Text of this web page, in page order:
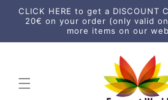
μετάβαση
περιεχόμενο
CLICK HERE to get a DISCOUNT
20€ on your order (only valid
more items on our